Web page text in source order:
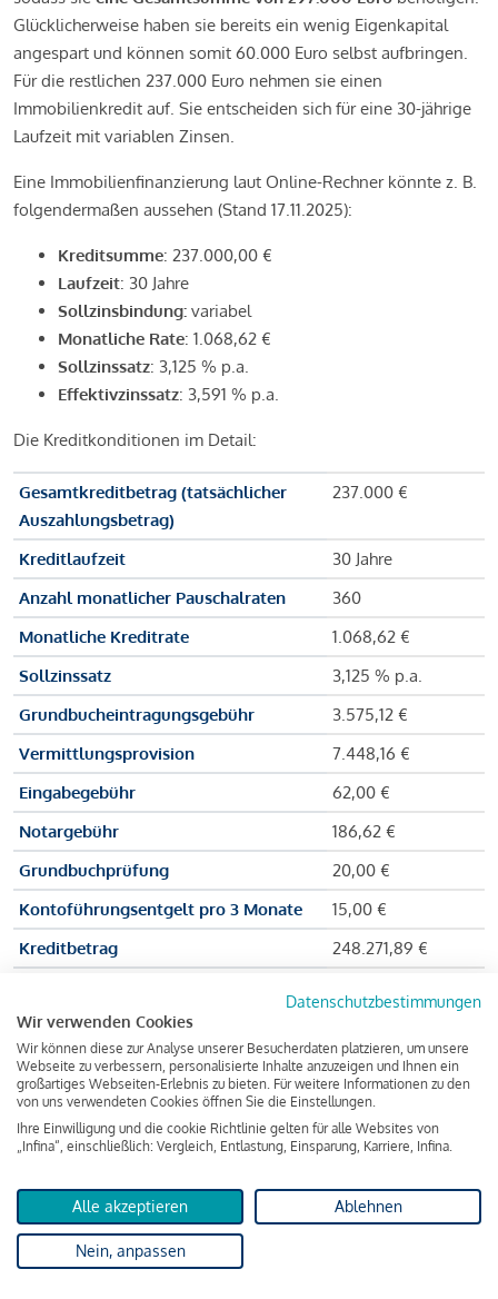
Glücklicherweise haben sie bereits ein wenig Eigenkapital
angespart und können somit 60.000 Euro selbst aufbringen.
Für die restlichen 237.000 Euro nehmen sie einen
Immobilienkredit auf. Sie entscheiden sich für eine 30-jährige
Laufzeit mit variablen Zinsen.
Eine Immobilienfinanzierung laut Online-Rechner könnte z. B.
folgendermaßen aussehen (Stand 17.11.2025):
Kreditsumme: 237.000,00 €
Laufzeit: 30 Jahre
Sollzinsbindung: variabel
Monatliche Rate: 1.068,62 €
Sollzinssatz: 3,125 % p.a.
Effektivzinssatz: 3,591 % p.a.
Die Kreditkonditionen im Detail:
Gesamtkreditbetrag (tatsächlicher
Auszahlungsbetrag)
237.000 €
Kreditlaufzeit
30 Jahre
Anzahl monatlicher Pauschalraten
360
Monatliche Kreditrate
1.068,62 €
Sollzinssatz
3,125 % p.a.
Grundbucheintragungsgebühr
3.575,12 €
Vermittlungsprovision
7.448,16 €
Eingabegebühr
62,00 €
Notargebühr
186,62 €
Grundbuchprüfung
20,00 €
Kontoführungsentgelt pro 3 Monate
15,00 €
Kreditbetrag
248.271,89 €
Zu zahlender Gesamtbetrag
Kreditvermittler
INFINA Credit
Broker GmbH
von 237.000 Euro ausgezahlt, um die Wohnung zu kaufen.
Darüber hinaus fallen aber noch einige Gebühren an (z. B. die
Grundbucheintragungsgebühr), sodass die Bank den
Datenschutzbestimmungen
Wir verwenden Cookies
Wir können diese zur Analyse unserer Besucherdaten platzieren, um unsere
Webseite zu verbessern, personalisierte Inhalte anzuzeigen und Ihnen ein
großartiges Webseiten-Erlebnis zu bieten. Für weitere Informationen zu den
von uns verwendeten Cookies öffnen Sie die Einstellungen.
Ihre Einwilligung und die cookie Richtlinie gelten für alle Websites von
„Infina“, einschließlich: Vergleich, Entlastung, Einsparung, Karriere, Infina.
Alle akzeptieren Ablehnen
Nein, anpassen